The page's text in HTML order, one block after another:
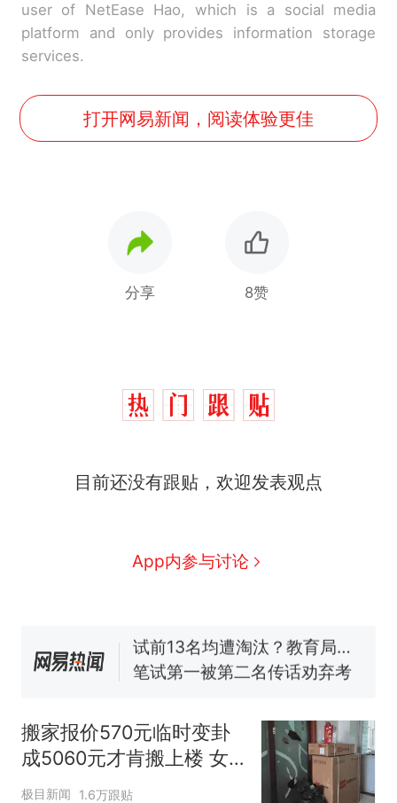
user of NetEase Hao, which is a social media
platform and only provides information storage
services.
打开网易新闻，阅读体验更佳
分享 8赞
目前还没有跟贴，欢迎发表观点
App内参与讨论
因老师一句“跟我回家”改写了
眼了……
费大厨“全国小炒肉大王”称
号，仅凭视频评出？中国烹饪
已叫停招聘，成立调查组全面
核查
笔试第一被第二名传话劝弃考
官方通报
电力部门回应
热 那个在床头放菜刀的女孩，
因老师一句“跟我回家”改写了
人生
搬家报价570元临时变卦
成5060元才肯搬上楼 女
子傻眼
极目新闻 1.6万跟贴